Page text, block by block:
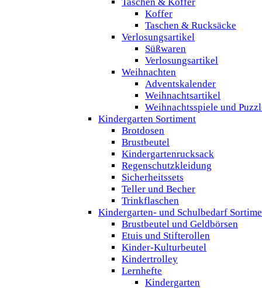
Koffer
Taschen & Rucksäcke
Verlosungsartikel
Süßwaren
Verlosungsartikel
Weihnachten
Adventskalender
Weihnachtsartikel
Weihnachtsspiele und
Kindergarten Sortiment
Brotdosen
Brustbeutel
Kindergartenrucksack
Regenschutzkleidung
Sicherheitssets
Teller und Becher
Trinkflaschen
Kindergarten- und Schulbedarf
Brustbeutel und Geldbörsen
Etuis und Stifterollen
Kinder-Kulturbeutel
Kindertrolley
Lernhefte
Kindergarten